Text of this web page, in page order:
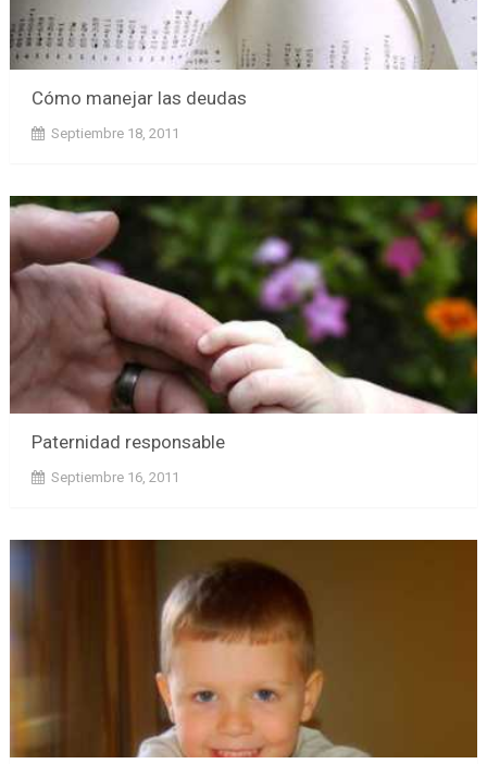
Cómo manejar las deudas
Septiembre 18, 2011
Paternidad responsable
Septiembre 16, 2011